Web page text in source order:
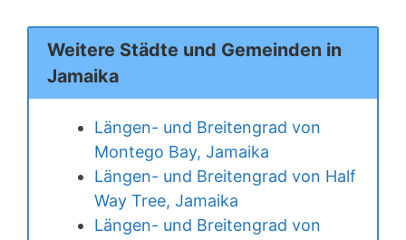
Weitere Städte und Gemeinden in
Jamaika
Längen- und Breitengrad von
Montego Bay, Jamaika
Längen- und Breitengrad von Half
Way Tree, Jamaika
Längen- und Breitengrad von